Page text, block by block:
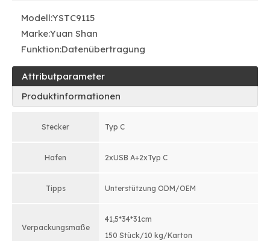
Modell:YSTC9115
Marke:Yuan Shan
Funktion:Datenübertragung
Attributparameter
Produktinformationen
Stecker Typ C
Hafen 2xUSB A+2xTyp C
Tipps Unterstützung ODM/OEM
Verpackungsmaße
41,5*34*31cm
150 Stück/10 kg/Karton